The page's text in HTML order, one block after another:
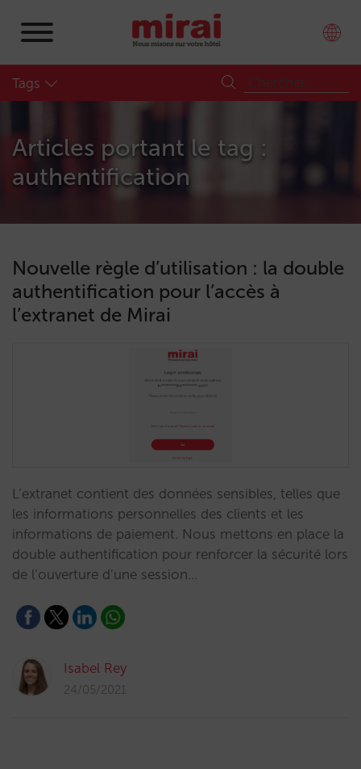
Tags
Articles portant le tag :
authentification
Nouvelle règle d’utilisation : la double
authentification pour l’accès à
l’extranet de Mirai
L’extranet contient des données sensibles, telles que
les informations personnelles des clients et les
informations de paiement. Nous mettons en place la
double authentification pour renforcer la sécurité lors
de l’ouverture d’une session…
Isabel Rey
24/05/2021